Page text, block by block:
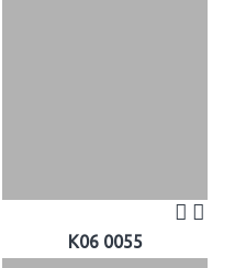
K06 0055